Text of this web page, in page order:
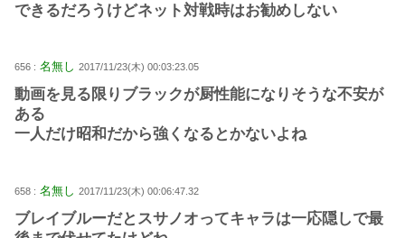
できるだろうけどネット対戦時はお勧めしない
656 : 名無し 2017/11/23(木) 00:03:23.05
動画を見る限りブラックが厨性能になりそうな不安が
ある
一人だけ昭和だから強くなるとかないよね
658 : 名無し 2017/11/23(木) 00:06:47.32
ブレイブルーだとスサノオってキャラは一応隠しで最